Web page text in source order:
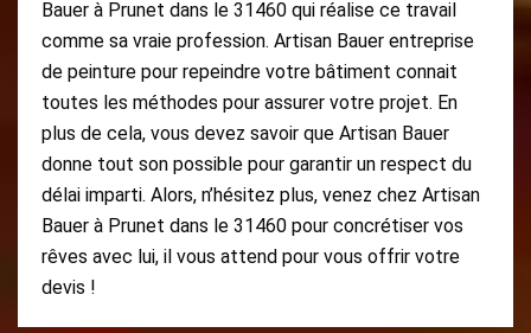
Bauer à Prunet dans le 31460 qui réalise ce travail
comme sa vraie profession. Artisan Bauer entreprise
de peinture pour repeindre votre bâtiment connait
toutes les méthodes pour assurer votre projet. En
plus de cela, vous devez savoir que Artisan Bauer
donne tout son possible pour garantir un respect du
délai imparti. Alors, n’hésitez plus, venez chez Artisan
Bauer à Prunet dans le 31460 pour concrétiser vos
rêves avec lui, il vous attend pour vous offrir votre
devis !